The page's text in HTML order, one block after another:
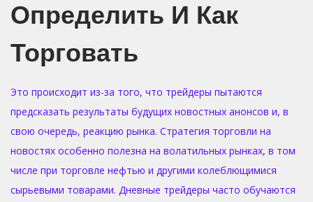
Определить И Как
Торговать
Это происходит из-за того, что трейдеры пытаются
предсказать результаты будущих новостных анонсов и, в
свою очередь, реакцию рынка. Стратегия торговли на
новостях особенно полезна на волатильных рынках, в том
числе при торговле нефтью и другими колеблющимися
сырьевыми товарами. Дневные трейдеры часто обучаются